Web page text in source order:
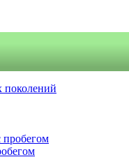
поколений
пробегом